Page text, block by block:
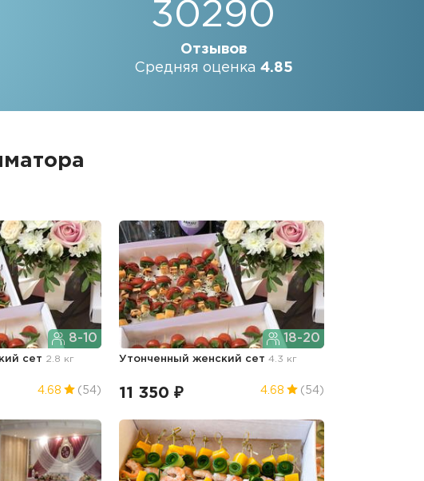
30290
Отзывов
Средняя оценка 4.85
8-10
сет 2.8 кг
4.68 (54)
18-20
Утонченный женский сет4.3 кг
11 350 ₽ 4.68 (54)